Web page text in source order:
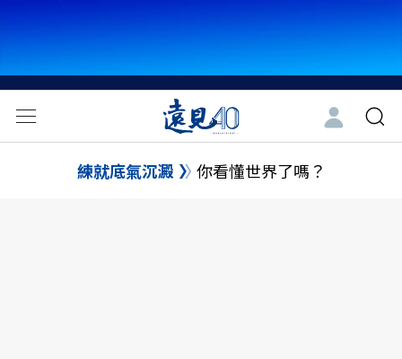
練就底氣沉澱 你看懂世界了嗎？